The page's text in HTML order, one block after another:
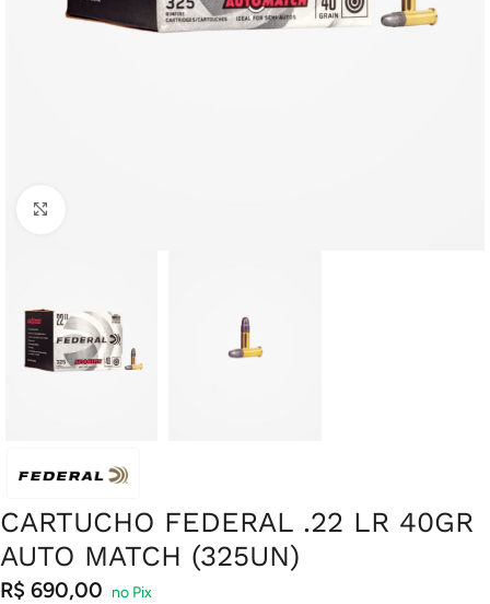
CARTUCHO FEDERAL .22 LR 40GR
AUTO MATCH (325UN)
R$ 690,00